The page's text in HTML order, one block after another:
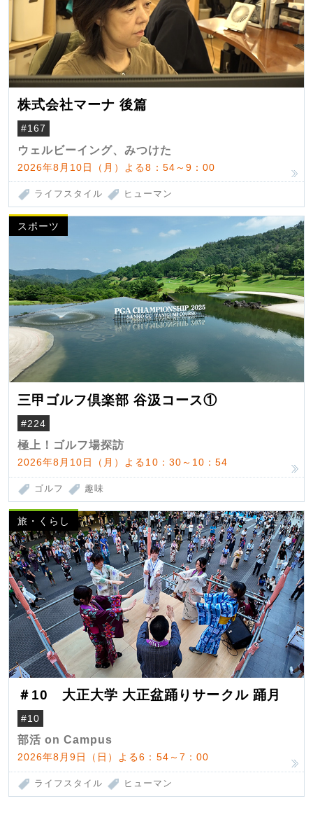
株式会社マーナ 後篇
#167
ウェルビーイング、みつけた
2026年8月10日（月）よる8：54～9：00
ライフスタイル ヒューマン
スポーツ
三甲ゴルフ倶楽部 谷汲コース①
#224
極上！ゴルフ場探訪
2026年8月10日（月）よる10：30～10：54
ゴルフ 趣味
旅・くらし
＃10 大正大学 大正盆踊りサークル 踊月
#10
部活 on Campus
2026年8月9日（日）よる6：54～7：00
ライフスタイル ヒューマン